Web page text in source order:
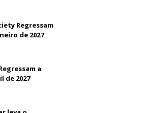
Regressam
de 2027
a
de 2027